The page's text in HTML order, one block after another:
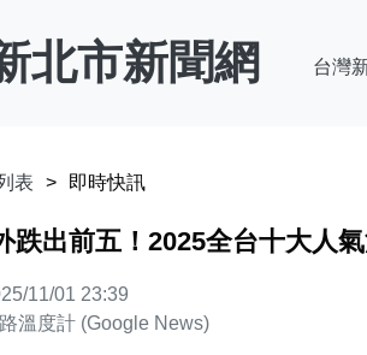
北市新聞網 台灣
表 即時快訊
跌出前五！2025全台十大人
11/01 23:39
溫度計 (Google News)